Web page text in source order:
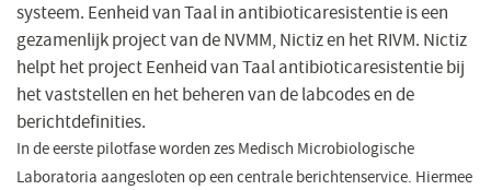
systeem. Eenheid van Taal in antibioticaresistentie is een
gezamenlijk project van de NVMM, Nictiz en het RIVM. Nictiz
helpt het project Eenheid van Taal antibioticaresistentie bij
het vaststellen en het beheren van de labcodes en de
berichtdefinities.
In de eerste pilotfase worden zes Medisch Microbiologische
Laboratoria aangesloten op een centrale berichtenservice. Hiermee